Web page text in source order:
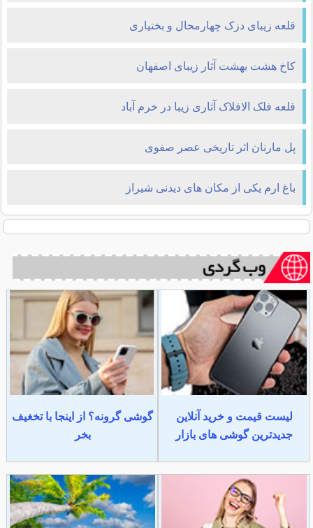
قلعه زیبای دزک چهارمحال و بختیاری
کاخ هشت بهشت آثار زیبای اصفهان
قلعه فلک الافلاک آثاری زیبا در خرم آباد
پل مارنان اثر تاریخی عصر صفوی
باغ ارم یکی از مکان های دیدنی شیراز
لیست قیمت و خرید آنلاین
جدیدترین گوشی های بازار
گوشی گرونه؟ از اینجا با تخغیف
بخر